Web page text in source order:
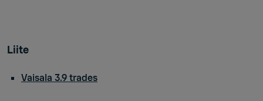
Liite
Vaisala 3.9 trades